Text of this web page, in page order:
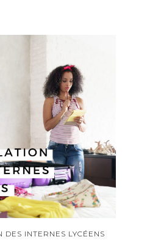
DES INTERNES LYCÉENS